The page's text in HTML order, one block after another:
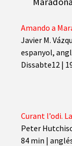
Amando a
Javier M.
espanyol,
Dissabte12 |
Curant l’odi.
Peter
84 min |